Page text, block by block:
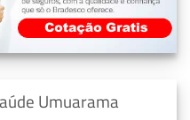
Umuarama